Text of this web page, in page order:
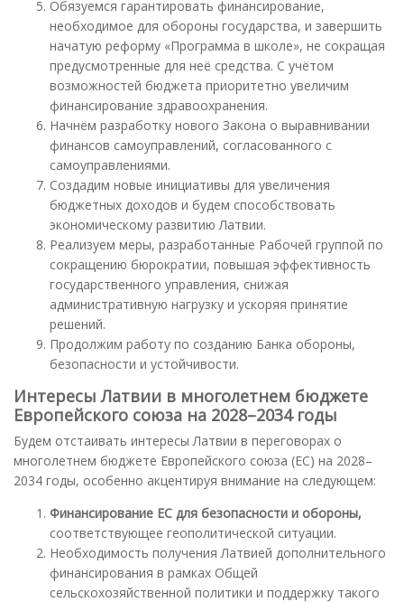
Обязуемся гарантировать финансирование,
необходимое для обороны государства, и завершить
начатую реформу «Программа в школе», не сокращая
предусмотренные для неё средства. С учётом
возможностей бюджета приоритетно увеличим
финансирование здравоохранения.
Начнём разработку нового Закона о выравнивании
финансов самоуправлений, согласованного с
самоуправлениями.
Создадим новые инициативы для увеличения
бюджетных доходов и будем способствовать
экономическому развитию Латвии.
Реализуем меры, разработанные Рабочей группой по
сокращению бюрократии, повышая эффективность
государственного управления, снижая
административную нагрузку и ускоряя принятие
решений.
Продолжим работу по созданию Банка обороны,
безопасности и устойчивости.
Интересы Латвии в многолетнем бюджете
Европейского союза на 2028–2034 годы
Будем отстаивать интересы Латвии в переговорах о
многолетнем бюджете Европейского союза (ЕС) на 2028–
2034 годы, особенно акцентируя внимание на следующем:
Финансирование ЕС для безопасности и обороны,
соответствующее геополитической ситуации.
Необходимость получения Латвией дополнительного
финансирования в рамках Общей
сельскохозяйственной политики и поддержку такого